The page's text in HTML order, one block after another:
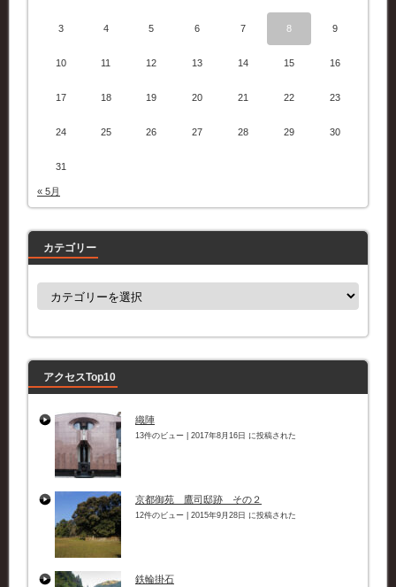
3 4 5 6 7 8 9
10 11 12 13 14 15 16
17 18 19 20 21 22 23
24 25 26 27 28 29 30
31
« 5月
カテゴリー
カ
ー
アクセスTop10
織陣
13件のビュー 2017年8月16日 に投稿された
京都御苑 鷹司邸跡 その２
12件のビュー 2015年9月28日 に投稿された
鉄輪掛石